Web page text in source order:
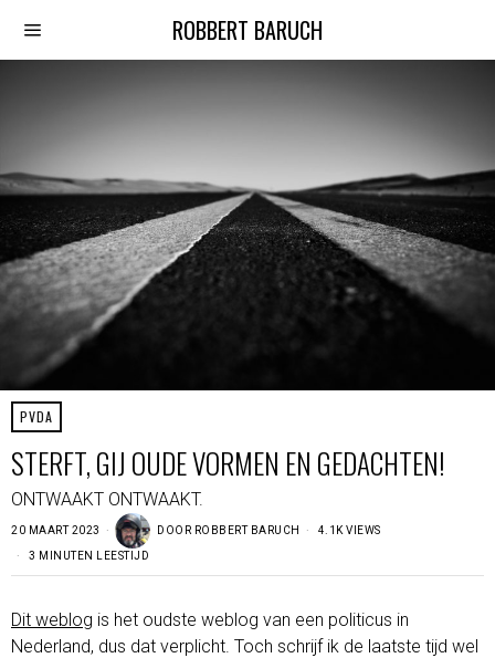
ROBBERT BARUCH
PVDA
STERFT, GIJ OUDE VORMEN EN GEDACHTEN!
ONTWAAKT ONTWAAKT.
20 MAART 2023 DOOR ROBBERT BARUCH 4.1K VIEWS
3 MINUTEN LEESTIJD
Dit weblog is het oudste weblog van een politicus in
Nederland, dus dat verplicht. Toch schrijf ik de laatste tijd wel